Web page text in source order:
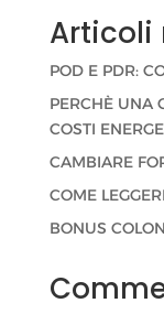
Articoli
POD E PDR:
PERCHÈ UNA
COSTI
CAMBIARE
COME
BONUS